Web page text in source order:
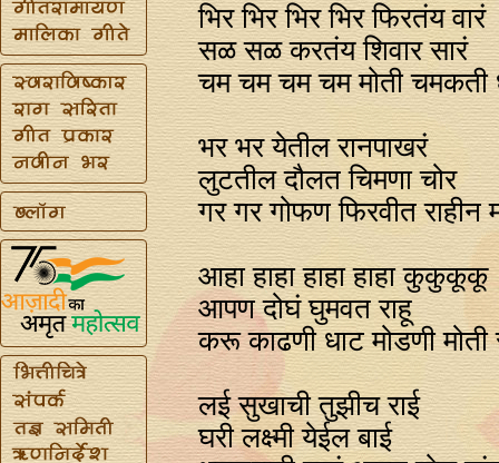
भिर भिर भिर भिर फिरतंय वारं
सळ सळ करतंय शिवार सारं
चम चम चम चम मोती चमकती
भर भर येतील रानपाखरं
लुटतील दौलत चिमणा चोर
गर गर गोफण फिरवीत राहीन
आहा हाहा हाहा हाहा कुकुकूकू
आपण दोघं घुमवत राहू
करू काढणी धाट मोडणी मोती
लई सुखाची तुझीच राई
घरी लक्ष्मी येईल बाई